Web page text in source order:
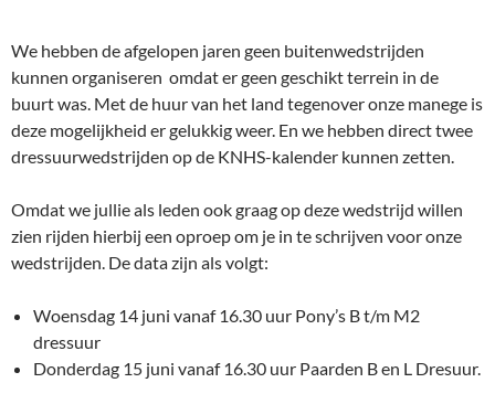
We hebben de afgelopen jaren geen buitenwedstrijden
kunnen organiseren omdat er geen geschikt terrein in de
buurt was. Met de huur van het land tegenover onze manege is
deze mogelijkheid er gelukkig weer. En we hebben direct twee
dressuurwedstrijden op de KNHS-kalender kunnen zetten.
Omdat we jullie als leden ook graag op deze wedstrijd willen
zien rijden hierbij een oproep om je in te schrijven voor onze
wedstrijden. De data zijn als volgt:
Woensdag 14 juni vanaf 16.30 uur Pony’s B t/m M2
dressuur
Donderdag 15 juni vanaf 16.30 uur Paarden B en L Dresuur.